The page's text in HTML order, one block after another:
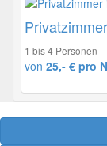
1 bis 4 Personen
von 25,- € pro